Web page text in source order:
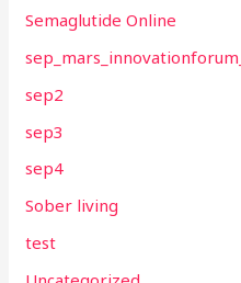
Semaglutide Online
sep2
sep3
sep4
Sober living
test